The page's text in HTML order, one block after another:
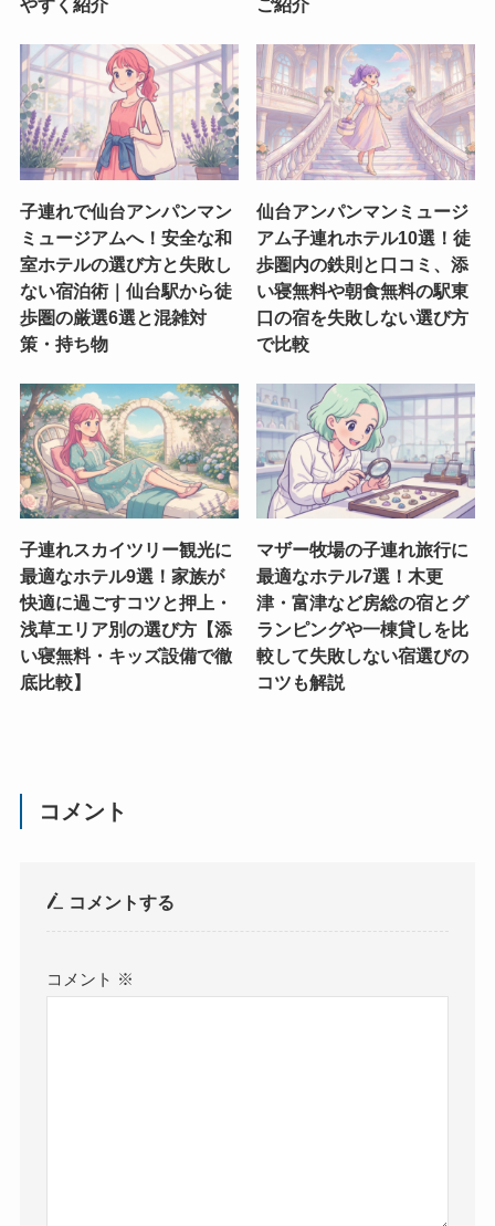
やすく紹介
ご紹介
子連れで仙台アンパンマン
ミュージアムへ！安全な和
室ホテルの選び方と失敗し
ない宿泊術｜仙台駅から徒
歩圏の厳選6選と混雑対
策・持ち物
仙台アンパンマンミュージ
アム子連れホテル10選！徒
歩圏内の鉄則と口コミ、添
い寝無料や朝食無料の駅東
口の宿を失敗しない選び方
で比較
子連れスカイツリー観光に
最適なホテル9選！家族が
快適に過ごすコツと押上・
浅草エリア別の選び方【添
い寝無料・キッズ設備で徹
底比較】
マザー牧場の子連れ旅行に
最適なホテル7選！木更
津・富津など房総の宿とグ
ランピングや一棟貸しを比
較して失敗しない宿選びの
コツも解説
コメント
コメントする
コメント ※